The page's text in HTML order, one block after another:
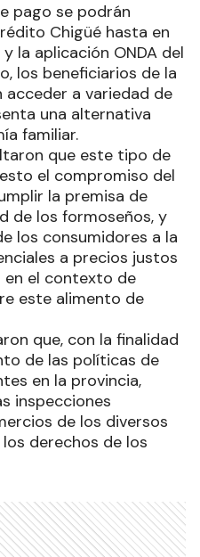
pago se podrán
Chigüé hasta en
la aplicación ONDA del
los beneficiarios de la
a variedad de
una alternativa
familiar.
que este tipo de
el compromiso del
la premisa de
de los formoseños, y
los consumidores a la
a precios justos
en el contexto de
este alimento de
que, con la finalidad
de las políticas de
en la provincia,
inspecciones
de los diversos
derechos de los